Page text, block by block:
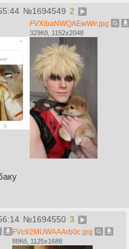
№1694549 2
FVXibaNWQAEwWir.jpg
329Кб, 1152x2048
№1694550 3
FVc92MUWAAArb0c.jpg
88Кб, 1125x1688